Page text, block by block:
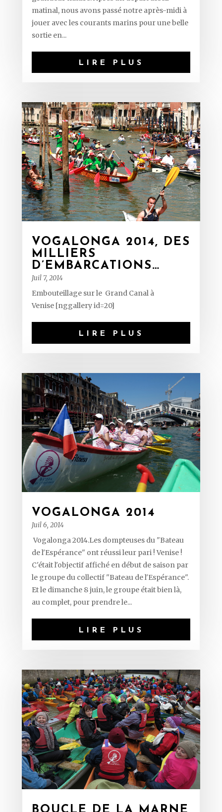
matinal, nous avons passé notre après-midi à
jouer avec les courants marins pour une belle
sortie en...
LIRE PLUS
VOGALONGA 2014, DES
MILLIERS
D’EMBARCATIONS…
Juil 7, 2014
Embouteillage sur le Grand Canal à
Venise [nggallery id=20]
LIRE PLUS
VOGALONGA 2014
Juil 6, 2014
Vogalonga 2014.Les dompteuses du "Bateau
de l'Espérance" ont réussi leur pari ! Venise !
C'était l'objectif affiché en début de saison par
le groupe du collectif "Bateau de l'Espérance".
Et le dimanche 8 juin, le groupe était bien là,
au complet, pour prendre le...
LIRE PLUS